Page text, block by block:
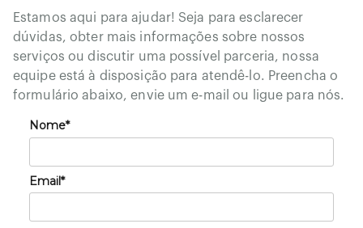
Estamos aqui para ajudar! Seja para esclarecer
dúvidas, obter mais informações sobre nossos
serviços ou discutir uma possível parceria, nossa
equipe está à disposição para atendê-lo. Preencha o
formulário abaixo, envie um e-mail ou ligue para nós.
Nome*
Email*